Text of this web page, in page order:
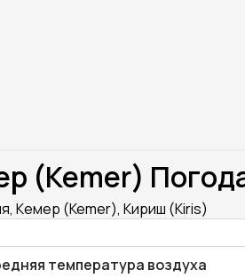
(Kemer)
Кемер (Kemer), Кириш (Kiris)
температура воздуха